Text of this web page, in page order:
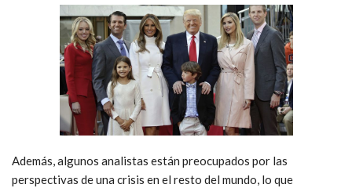
Además, algunos analistas están preocupados por las
perspectivas de una crisis en el resto del mundo, lo que